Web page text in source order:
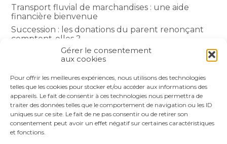
Gérer le consentement
aux cookies
Pour offrir les meilleures expériences, nous utilisons des technologies
telles que les cookies pour stocker et/ou accéder aux informations des
appareils. Le fait de consentir à ces technologies nous permettra de
traiter des données telles que le comportement de navigation ou les ID
uniques sur ce site. Le fait de ne pas consentir ou de retirer son
consentement peut avoir un effet négatif sur certaines caractéristiques
et fonctions.
Transport fluvial de marchandises : une aide
financière bienvenue
Succession : les donations du parent renonçant
comptent-elles ?
Encadrement des loyers : une année de plus
COMMENTAIRES RÉCENTS